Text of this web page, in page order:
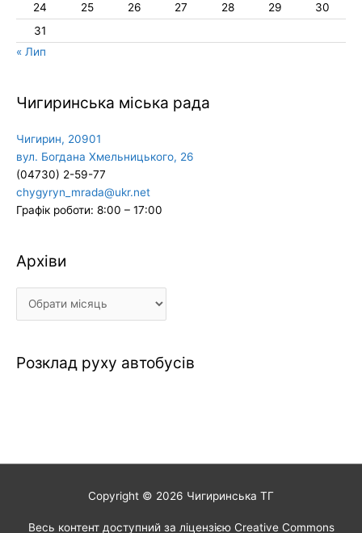
24
25 26 27 28 29
30
31
« Лип
Чигиринська міська рада
Чигирин, 20901
вул. Богдана Хмельницького, 26
(04730) 2-59-77
chygyryn_mrada@ukr.net
Графік роботи: 8:00 – 17:00
Архіви
Архіви
Розклад руху автобусів
Copyright © 2026 Чигиринська ТГ
Весь контент доступний за ліцензією Creative Commons